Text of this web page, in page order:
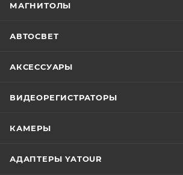
МАГНИТОЛЫ
АВТОСВЕТ
АКСЕССУАРЫ
ВИДЕОРЕГИСТРАТОРЫ
КАМЕРЫ
АДАПТЕРЫ YATOUR